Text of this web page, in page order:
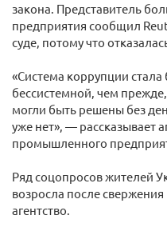
закона. Представитель
предприятия сообщил
суде, потому что
«Система коррупции
бессистемной, чем
могли быть решены без
уже нет», — рассказывает
промышленного
Ряд соцопросов жителей
возросла после
агентство.